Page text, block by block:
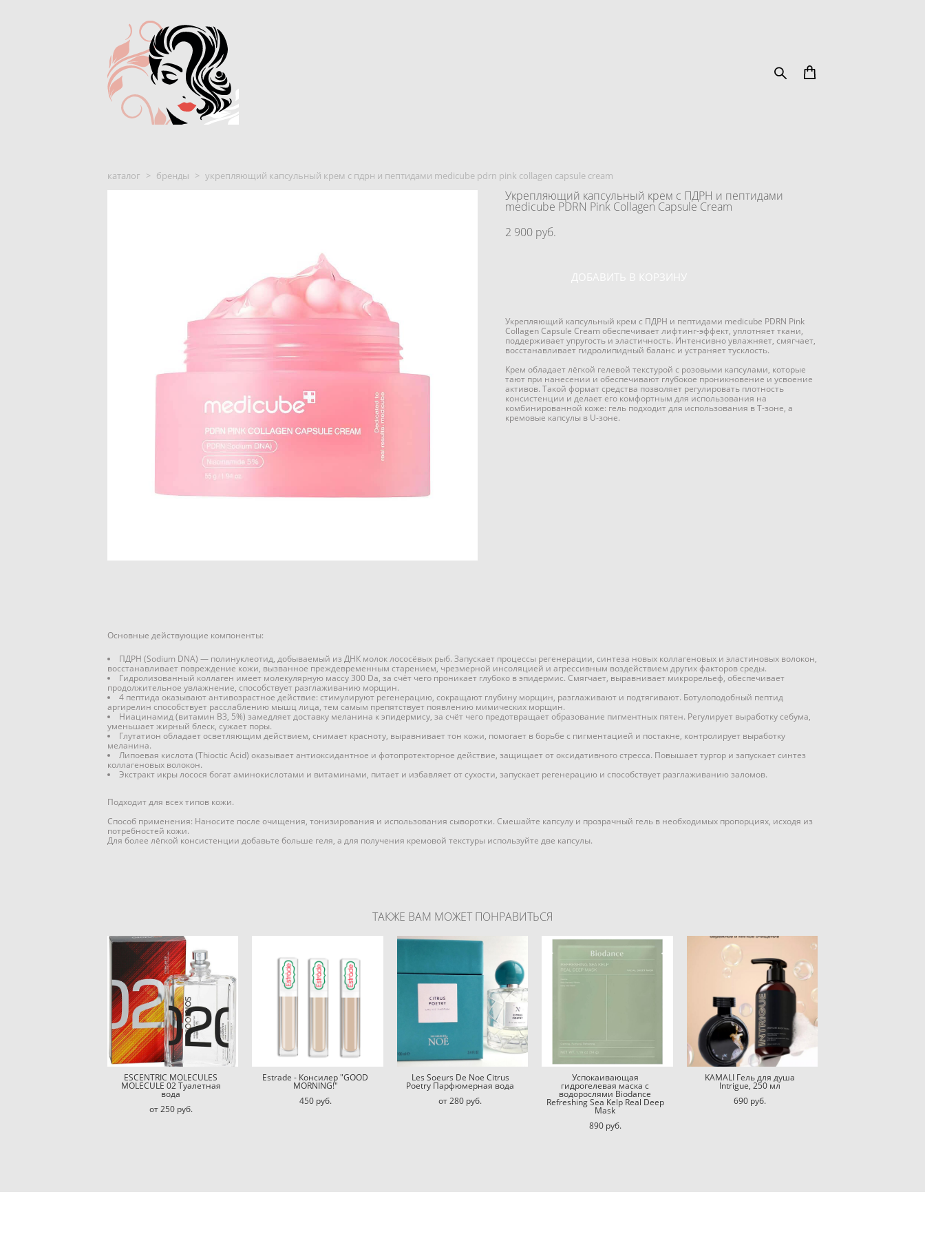
каталог > бренды > укрепляющий капсульный крем с пдрн и пептидами medicube pdrn pink collagen capsule cream
Укрепляющий капсульный крем с ПДРН и пептидами
medicube PDRN Pink Collagen Capsule Cream
2 900 pуб.
ДОБАВИТЬ В КОРЗИНУ
Укрепляющий капсульный крем с ПДРН и пептидами medicube PDRN Pink
Collagen Capsule Cream обеспечивает лифтинг-эффект, уплотняет ткани,
поддерживает упругость и эластичность. Интенсивно увлажняет, смягчает,
восстанавливает гидролипидный баланс и устраняет тусклость.
Крем обладает лёгкой гелевой текстурой с розовыми капсулами, которые
тают при нанесении и обеспечивают глубокое проникновение и усвоение
активов. Такой формат средства позволяет регулировать плотность
консистенции и делает его комфортным для использования на
комбинированной коже: гель подходит для использования в Т-зоне, а
кремовые капсулы в U-зоне.
Основные действующие компоненты:
ПДРН (Sodium DNA) — полинуклеотид, добываемый из ДНК молок лососёвых рыб. Запускает процессы регенерации, синтеза новых коллагеновых и эластиновых волокон,
восстанавливает повреждение кожи, вызванное преждевременным старением, чрезмерной инсоляцией и агрессивным воздействием других факторов среды.
Гидролизованный коллаген имеет молекулярную массу 300 Da, за счёт чего проникает глубоко в эпидермис. Смягчает, выравнивает микрорельеф, обеспечивает
продолжительное увлажнение, способствует разглаживанию морщин.
4 пептида оказывают антивозрастное действие: стимулируют регенерацию, сокращают глубину морщин, разглаживают и подтягивают. Ботулоподобный пептид
аргирелин способствует расслаблению мышц лица, тем самым препятствует появлению мимических морщин.
Ниацинамид (витамин B3, 5%) замедляет доставку меланина к эпидермису, за счёт чего предотвращает образование пигментных пятен. Регулирует выработку себума,
уменьшает жирный блеск, сужает поры.
Глутатион обладает осветляющим действием, снимает красноту, выравнивает тон кожи, помогает в борьбе с пигментацией и постакне, контролирует выработку
меланина.
Липоевая кислота (Thioctic Acid) оказывает антиоксидантное и фотопротекторное действие, защищает от оксидативного стресса. Повышает тургор и запускает синтез
коллагеновых волокон.
Экстракт икры лосося богат аминокислотами и витаминами, питает и избавляет от сухости, запускает регенерацию и способствует разглаживанию заломов.
Подходит для всех типов кожи.
Способ применения: Наносите после очищения, тонизирования и использования сыворотки. Смешайте капсулу и прозрачный гель в необходимых пропорциях, исходя из
потребностей кожи.
Для более лёгкой консистенции добавьте больше геля, а для получения кремовой текстуры используйте две капсулы.
ТАКЖЕ ВАМ МОЖЕТ ПОНРАВИТЬСЯ
ESCENTRIC MOLECULES
MOLECULE 02 Туалетная
вода
от 250 pуб.
Estrade - Консилер "GOOD
MORNING!"
450 pуб.
Les Soeurs De Noe Citrus
Poetry Парфюмерная вода
от 280 pуб.
Успокаивающая
гидрогелевая маска с
водорослями Biodance
Refreshing Sea Kelp Real Deep
Mask
890 pуб.
KAMALI Гель для душа
Intrigue, 250 мл
690 pуб.